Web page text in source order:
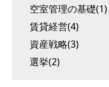
空室管理の基礎(1)
賃貸経営(4)
資産戦略(3)
選挙(2)